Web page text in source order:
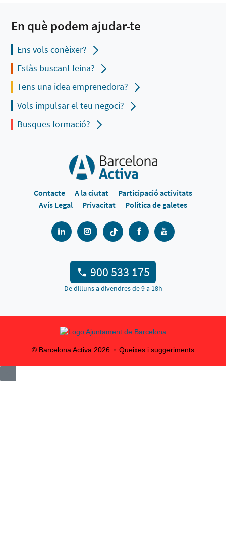
En què podem ajudar-te
Ens vols conèixer?
Estàs buscant feina?
Tens una idea emprenedora?
Vols impulsar el teu negoci?
Busques formació?
Contacte A la ciutat
Participació activitats
Avís Legal
Privacitat Política de galetes
900 533 175
De dilluns a divendres de 9 a 18h
© Barcelona Activa 2026 Queixes i suggeriments